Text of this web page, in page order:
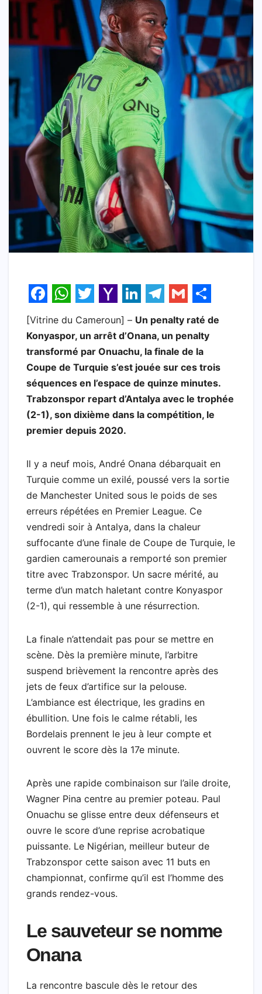
F
a
c
e
b
o
o
W
h
a
t
s
A
p
T
w
i
t
t
e
r
a
h
o
o
M
a
l
L
i
n
k
e
d
I
e
l
e
g
r
a
G
m
a
i
l
S
h
a
r
e
[Vitrine du Cameroun] – Un penalty raté de
Konyaspor, un arrêt d’Onana, un penalty
transformé par Onuachu, la finale de la
Coupe de Turquie s’est jouée sur ces trois
séquences en l’espace de quinze minutes.
Trabzonspor repart d’Antalya avec le trophée
(2-1), son dixième dans la compétition, le
premier depuis 2020.
Il y a neuf mois, André Onana débarquait en
Turquie comme un exilé, poussé vers la sortie
de Manchester United sous le poids de ses
erreurs répétées en Premier League. Ce
vendredi soir à Antalya, dans la chaleur
suffocante d’une finale de Coupe de Turquie, le
gardien camerounais a remporté son premier
titre avec Trabzonspor. Un sacre mérité, au
terme d’un match haletant contre Konyaspor
(2-1), qui ressemble à une résurrection.
La finale n’attendait pas pour se mettre en
scène. Dès la première minute, l’arbitre
suspend brièvement la rencontre après des
jets de feux d’artifice sur la pelouse.
L’ambiance est électrique, les gradins en
ébullition. Une fois le calme rétabli, les
Bordelais prennent le jeu à leur compte et
ouvrent le score dès la 17e minute.
Après une rapide combinaison sur l’aile droite,
Wagner Pina centre au premier poteau. Paul
Onuachu se glisse entre deux défenseurs et
ouvre le score d’une reprise acrobatique
puissante. Le Nigérian, meilleur buteur de
Trabzonspor cette saison avec 11 buts en
championnat, confirme qu’il est l’homme des
grands rendez-vous.
Le sauveteur se nomme
Onana
La rencontre bascule dès le retour des